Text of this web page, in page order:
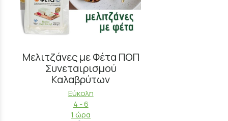
Μελιτζάνες με Φέτα ΠΟΠ
Συνεταιρισμού
Καλαβρύτων
Εύκολη
4 - 6
1 ώρα